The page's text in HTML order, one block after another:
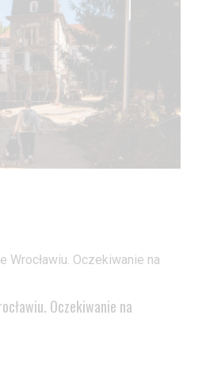
Oczekiwanie na